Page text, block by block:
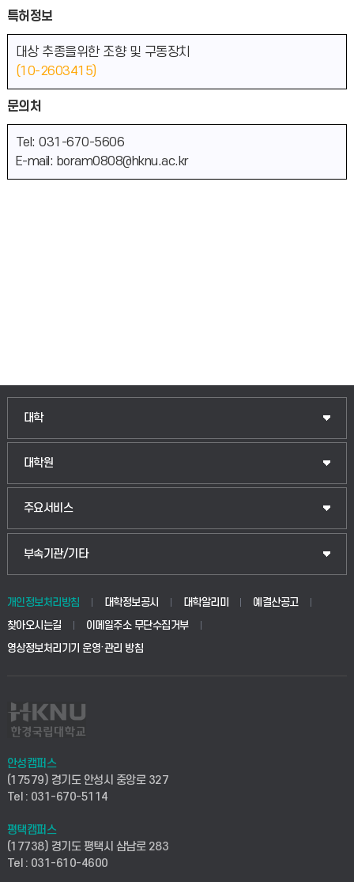
특허정보
대상 추종을위한 조향 및 구동장치
(10-2603415)
문의처
Tel: 031-670-5606
E-mail: boram0808@hknu.ac.kr
대학
인문융합공공인재학부
법경영학부
웰니스산업융합학부
생명공학부
사회안전시스템공학부
컴퓨터응용수학부
ICT로봇기계공학부
전자전기공학부
대학원
일반대학원
산업대학원
공공정책대학원
교육대학원
주요서비스
입학안내
웹메일
학사시스템(전문학사 및 전공심화)
사이버캠퍼스(전문학사 및 전공심화)
연구실안전관리시스템
산학연구관리시스템
부속기관/기타
중앙도서관
학생생활관(안성)
산학협력단
취업지원센터
창업지원센터
현장실습지원센터
개인정보처리방침 대학정보공시 대학알리미
예결산공고
찾아오시는길
이메일주소 무단수집거부
영상정보처리기기 운영·관리 방침
안성캠퍼스
(17579) 경기도 안성시 중앙로 327
Tel : 031-670-5114
평택캠퍼스
(17738) 경기도 평택시 삼남로 283
Tel : 031-610-4600